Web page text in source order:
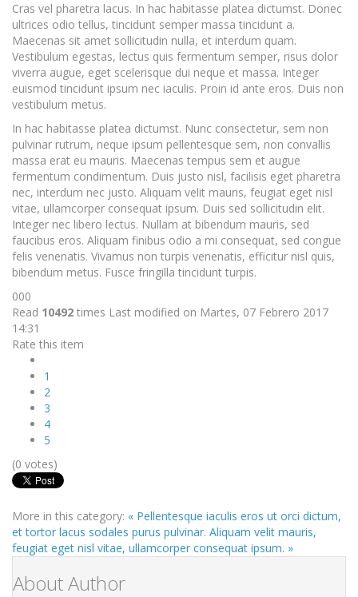
Cras vel pharetra lacus. In hac habitasse platea dictumst. Donec
ultrices odio tellus, tincidunt semper massa tincidunt a.
Maecenas sit amet sollicitudin nulla, et interdum quam.
Vestibulum egestas, lectus quis fermentum semper, risus dolor
viverra augue, eget scelerisque dui neque et massa. Integer
euismod tincidunt ipsum nec iaculis. Proin id ante eros. Duis non
vestibulum metus.
In hac habitasse platea dictumst. Nunc consectetur, sem non
pulvinar rutrum, neque ipsum pellentesque sem, non convallis
massa erat eu mauris. Maecenas tempus sem et augue
fermentum condimentum. Duis justo nisl, facilisis eget pharetra
nec, interdum nec justo. Aliquam velit mauris, feugiat eget nisl
vitae, ullamcorper consequat ipsum. Duis sed sollicitudin elit.
Integer nec libero lectus. Nullam at bibendum mauris, sed
faucibus eros. Aliquam finibus odio a mi consequat, sed congue
felis venenatis. Vivamus non turpis venenatis, efficitur nisl quis,
bibendum metus. Fusce fringilla tincidunt turpis.
000
Read 10492 times Last modified on Martes, 07 Febrero 2017
14:31
Rate this item
1
2
3
4
5
(0 votes)
More in this category: « Pellentesque iaculis eros ut orci dictum,
et tortor lacus sodales purus pulvinar. Aliquam velit mauris,
feugiat eget nisl vitae, ullamcorper consequat ipsum. »
About Author